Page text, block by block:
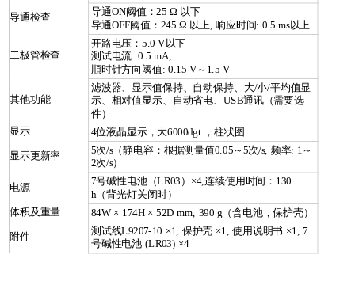
导通检查
导通ON阈值：25 Ω 以下
导通OFF阈值：245 Ω 以上, 响应时间: 0.5 ms以上
二极管检查
开路电压：5.0 V以下
测试电流: 0.5 mA,
順时针方向阈值: 0.15 V～1.5 V
其他功能
滤波器、显示值保持、自动保持、大/小/平均值显
示、相对值显示、自动省电、USB通讯（需要选
件）
显示
4位液晶显示，大6000dgt.，柱状图
显示更新率
5次/s（静电容：根据测量值0.05～5次/s, 频率: 1～
2次/s）
电源
7号碱性电池（LR03）×4,连续使用时间：130
h（背光灯关闭时）
体积及重量
84W × 174H × 52D mm, 390 g（含电池，保护壳）
附件
测试线L9207-10 ×1, 保护壳 ×1, 使用说明书 ×1, 7
号碱性电池 (LR03) ×4